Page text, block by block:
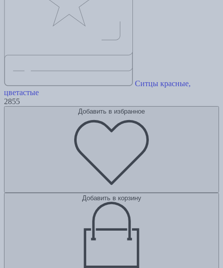
Ситцы красные,
цветастые
2855
Добавить в избранное
Добавить в корзину